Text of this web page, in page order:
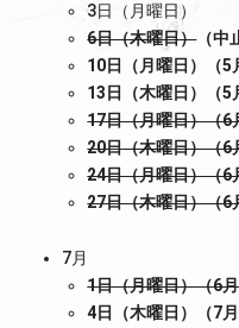
3日（月曜日）
6日（木曜日）（中
10日（月曜日）（5
13日（木曜日）（5
17日（月曜日）（6
20日（木曜日）（6
24日（月曜日）（6
27日（木曜日）（6
7月
1日（月曜日）（6
4日（木曜日）（7